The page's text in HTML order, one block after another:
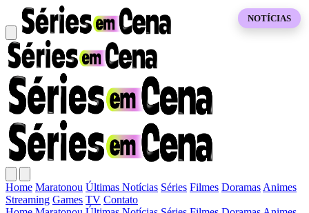
Home Maratonou Últimas Notícias Séries Filmes Doramas Animes
Streaming Games TV Contato
NOTÍCIAS